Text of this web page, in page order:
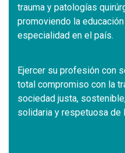
trauma y patologías
promoviendo la
especialidad en el país.
Ejercer su profesión con
total compromiso con la
sociedad justa,
solidaria y respetuosa de